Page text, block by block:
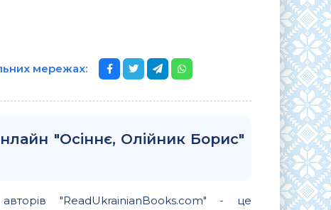
мережах:
"Осіннє, Олійник Борис"
авторів "ReadUkrainianBooks.com" - це